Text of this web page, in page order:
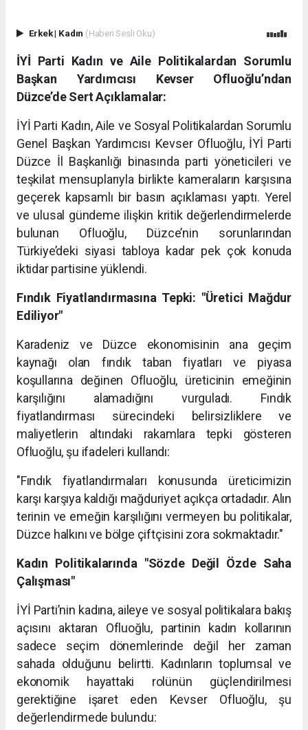
Erkek| Kadın (Haberi Sesli Oku)
İYİ Parti Kadın ve Aile Politikalardan Sorumlu
Başkan Yardımcısı Kevser Ofluoğlu’ndan
Düzce’de Sert Açıklamalar:
İYİ Parti Kadın, Aile ve Sosyal Politikalardan Sorumlu
Genel Başkan Yardımcısı Kevser Ofluoğlu, İYİ Parti
Düzce İl Başkanlığı binasında parti yöneticileri ve
teşkilat mensuplarıyla birlikte kameraların karşısına
geçerek kapsamlı bir basın açıklaması yaptı. Yerel
ve ulusal gündeme ilişkin kritik değerlendirmelerde
bulunan Ofluoğlu, Düzce’nin sorunlarından
Türkiye’deki siyasi tabloya kadar pek çok konuda
iktidar partisine yüklendi.
Fındık Fiyatlandırmasına Tepki: "Üretici Mağdur
Ediliyor"
Karadeniz ve Düzce ekonomisinin ana geçim
kaynağı olan fındık taban fiyatları ve piyasa
koşullarına değinen Ofluoğlu, üreticinin emeğinin
karşılığını alamadığını vurguladı. Fındık
fiyatlandırması sürecindeki belirsizliklere ve
maliyetlerin altındaki rakamlara tepki gösteren
Ofluoğlu, şu ifadeleri kullandı:
"Fındık fiyatlandırmaları konusunda üreticimizin
karşı karşıya kaldığı mağduriyet açıkça ortadadır. Alın
terinin ve emeğin karşılığını vermeyen bu politikalar,
Düzce halkını ve bölge çiftçisini zora sokmaktadır."
Kadın Politikalarında "Sözde Değil Özde Saha
Çalışması"
İYİ Parti’nin kadına, aileye ve sosyal politikalara bakış
açısını aktaran Ofluoğlu, partinin kadın kollarının
sadece seçim dönemlerinde değil her zaman
sahada olduğunu belirtti. Kadınların toplumsal ve
ekonomik hayattaki rolünün güçlendirilmesi
gerektiğine işaret eden Kevser Ofluoğlu, şu
değerlendirmede bulundu: